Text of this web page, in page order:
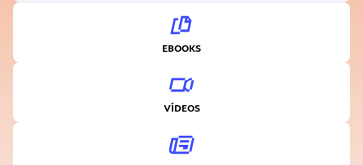
EBOOKS
VÍDEOS